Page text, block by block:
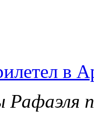
в
Рафаэля